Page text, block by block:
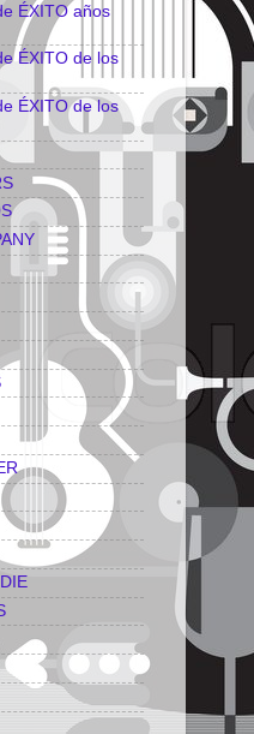
ÉXITO años
ÉXITO de los
ÉXITO de los